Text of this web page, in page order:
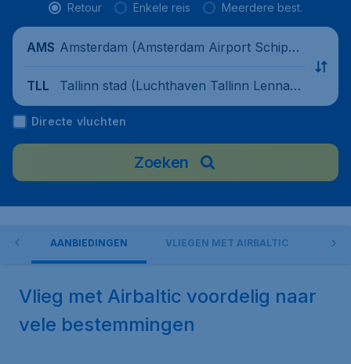
Retour Enkele reis Meerdere best.
AMS Amsterdam (Amsterdam Airport Schipho
TLL
Tallinn stad (Luchthaven Tallinn Lennart
Meri), Estland
Directe vluchten
Zoeken
AANBIEDINGEN VLIEGEN MET AIRBALTIC
Vlieg met Airbaltic voordelig naar
vele bestemmingen